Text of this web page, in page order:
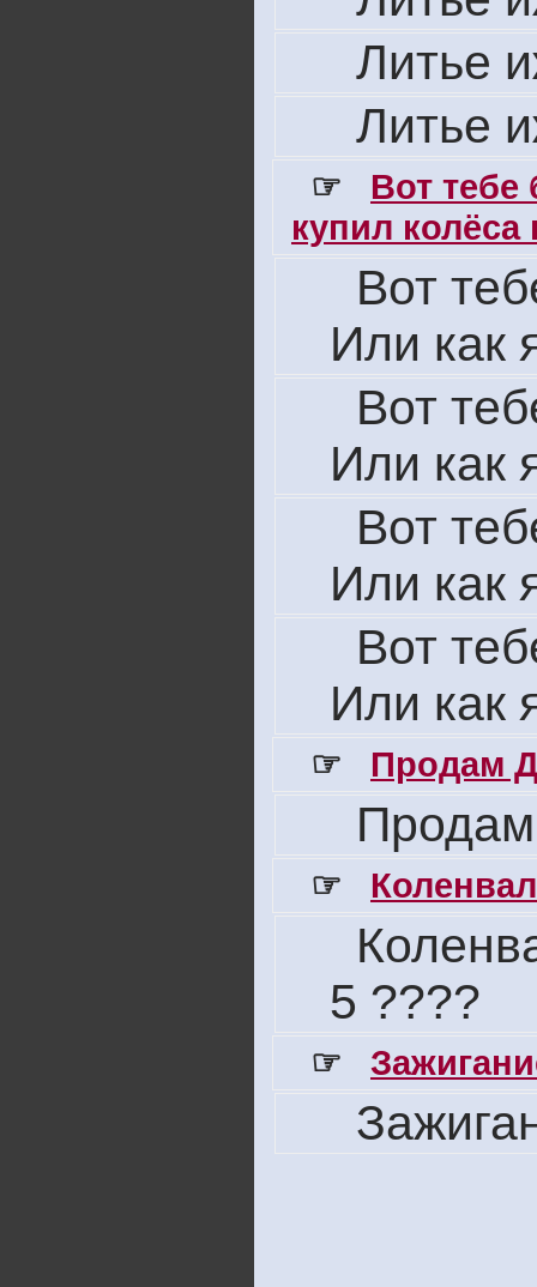
Литье
Литье
☞
Вот
купил колёса
Вот
Или как
Вот
Или как
Вот
Или как
Вот
Или как
☞ Продам
☞
5 ????
☞